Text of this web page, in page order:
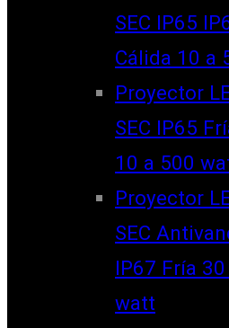
SEC IP65
Cálida 10 a
Proyector
SEC IP65
10 a 500
Proyector
SEC
IP67 Fría
watt